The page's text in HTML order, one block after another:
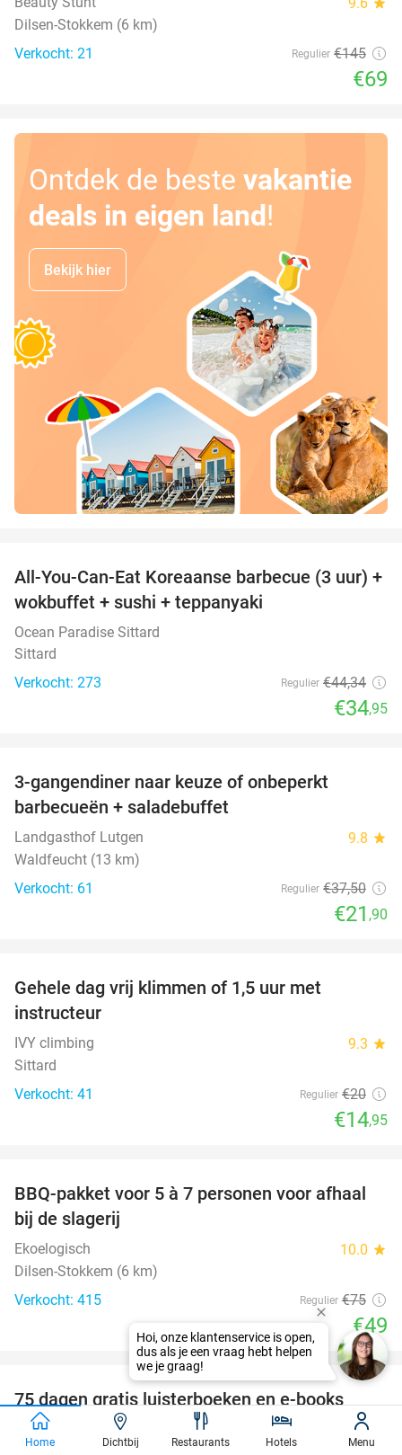
Dilsen-Stokkem (6 km)
Verkocht: 21
Regulier €145
€69
Ontdek de beste vakantie
deals in eigen land!
Bekijk hier
21%
All-You-Can-Eat Koreaanse barbecue (3 uur) +
wokbuffet + sushi + teppanyaki
Ocean Paradise Sittard
Sittard
Verkocht: 273
Regulier €44,34
€34,95
3-gangendiner naar keuze of onbeperkt
barbecueën + saladebuffet
Landgasthof Lutgen 9.8 star
Waldfeucht (13 km)
Verkocht: 61
Regulier €37,50
€21 ,90
Gehele dag vrij klimmen of 1,5 uur met
instructeur
IVY climbing 9.3 star
Sittard
Verkocht: 41
Regulier €20
€14,95
35%
BBQ-pakket voor 5 à 7 personen voor afhaal
bij de slagerij
Ekoelogisch 10.0 star
Dilsen-Stokkem (6 km)
Verkocht: 415
Regulier €75
€49
100%
favorite_border
75 dagen gratis luisterboeken en e-books
BookBeat
Stockholm
Home Dichtbij Restaurants Hotels Menu